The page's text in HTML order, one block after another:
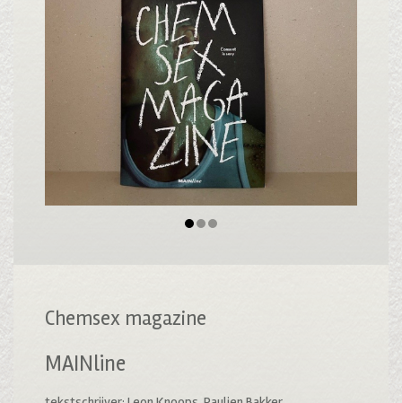
Chemsex magazine
MAINline